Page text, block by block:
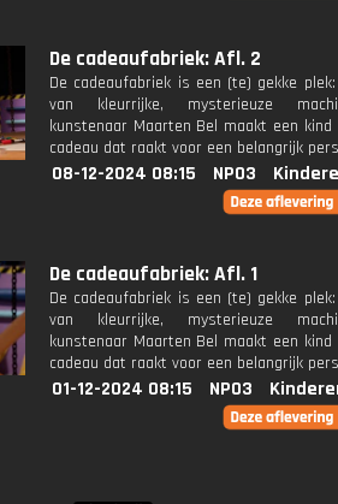
De cadeaufabriek: Afl. 2
De cadeaufabriek is een (te) gekke
van kleurrijke, mysterieuze
kunstenaar Maarten Bel maakt een kind
cadeau dat raakt voor een belangrijk
08-12-2024 08:15 NPO3
De cadeaufabriek: Afl. 1
De cadeaufabriek is een (te) gekke
van kleurrijke, mysterieuze
kunstenaar Maarten Bel maakt een kind
cadeau dat raakt voor een belangrijk
01-12-2024 08:15 NPO3